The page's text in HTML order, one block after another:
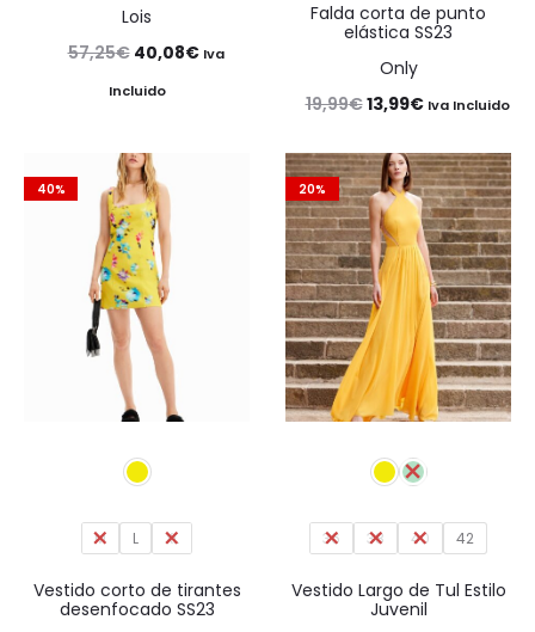
Lois
57,25€ El
precio
era:
57,25€.
40,08€ElIva
Incluido
Falda corta de punto
elástica SS23
Only
19,99€El
original
era:
19,99€.
13,99€El
actual
es:
13,99€.
Iva Incluido
40%
M L XL
Vestido corto de tirantes
desenfocado SS23
20%
36 38 40 42
Vestido Largo de Tul Estilo
Juvenil